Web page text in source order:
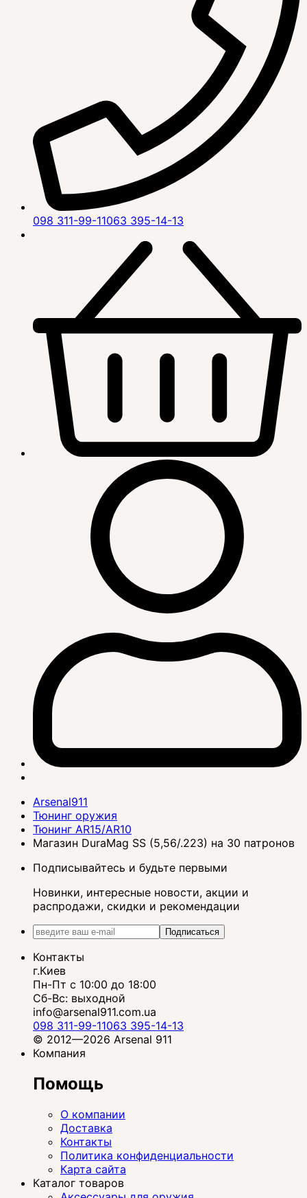
098 311-99-11063 395-14-13
Arsenal911
Тюнинг оружия
Тюнинг AR15/AR10
Магазин DuraMag SS (5,56/.223) на 30 патронов
Подписывайтесь и будьте первыми
Новинки, интересные новости, акции и
распродажи, скидки и рекомендации
Подписаться
Контакты
г.Киев
Пн-Пт с 10:00 до 18:00
Сб-Вс: выходной
info@arsenal911.com.ua
098 311-99-11063 395-14-13
© 2012—2026 Arsenal 911
Компания
Помощь
О компании
Доставка
Контакты
Политика конфиденциальности
Карта сайта
Каталог товаров